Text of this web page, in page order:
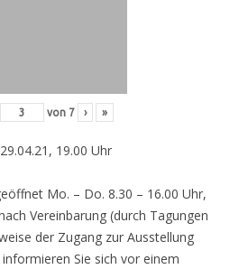
von 7 › »
19.00 Uhr
Mo. – Do. 8.30 – 16.00 Uhr,
Vereinbarung (durch Tagungen
der Zugang zur Ausstellung
Sie sich vor einem